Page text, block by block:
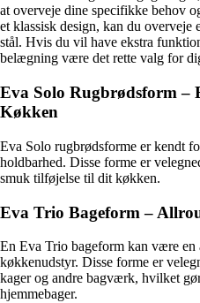
at overveje dine specifikke behov
et klassisk design, kan du
stål. Hvis du vil have ekstra
belægning være det rette valg for
Eva Solo Rugbrødsform –
Køkken
Eva Solo rugbrødsforme er kendt
holdbarhed. Disse forme er
smuk tilføjelse til dit køkken.
Eva Trio Bageform –
En Eva Trio bageform kan være
køkkenudstyr. Disse forme er
kager og andre bagværk, hvilket
hjemmebager.